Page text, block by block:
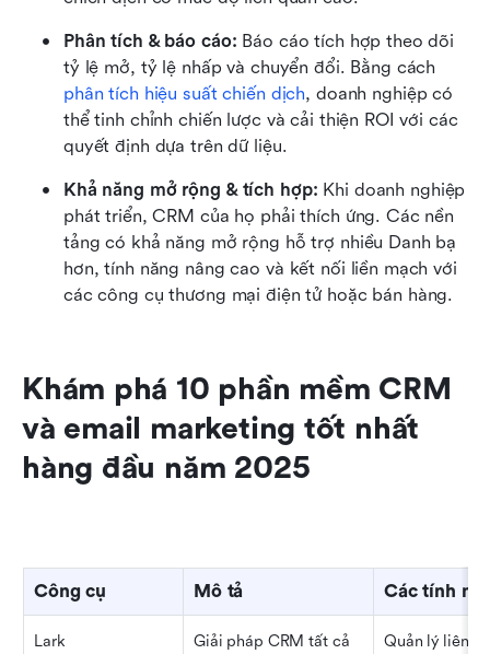
Phân tích & báo cáo: Báo cáo tích hợp theo dõi
phân tích hiệu suất chiến dịch, doanh nghiệp có
thể tinh chỉnh chiến lược và cải thiện ROI với các
quyết định dựa trên dữ liệu.
Khả năng mở rộng & tích hợp: Khi doanh nghiệp
phát triển, CRM của họ phải thích ứng. Các nền
tảng có khả năng mở rộng hỗ trợ nhiều Danh bạ
hơn, tính năng nâng cao và kết nối liền mạch với
các công cụ thương mại điện tử hoặc bán hàng.
Khám phá 10 phần mềm CRM
và email marketing tốt nhất
hàng đầu năm 2025
Công cụ Mô tả Các tính
Lark
Giải pháp CRM tất cả
Quản lý liên